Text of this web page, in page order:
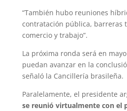
“También hubo reuniones
contratación pública, barreras
comercio y trabajo”.
La próxima ronda será en
puedan avanzar en la
señaló la Cancillería brasileña.
Paralelamente, el presidente
se reunió virtualmente con el